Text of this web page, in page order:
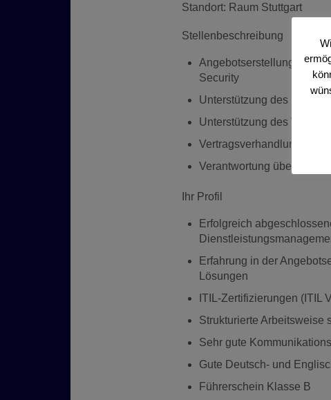
Standort: Raum Stuttgart
Stellenbeschreibung
Angebotserstellung für
Security
Unterstützung des
Unterstützung des
Vertragsverhandlung für
Verantwortung über das
Ihr Profil
Erfolgreich
Erfahrung in der
Lösungen
ITIL-Zertifizierungen (ITIL
Strukturierte Arbeitsweise
Sehr gute
Gute Deutsch- und
Führerschein Klasse B